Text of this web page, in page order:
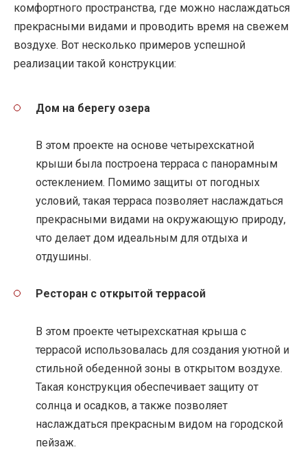
комфортного пространства, где можно наслаждаться
прекрасными видами и проводить время на свежем
воздухе. Вот несколько примеров успешной
реализации такой конструкции:
Дом на берегу озера
В этом проекте на основе четырехскатной
крыши была построена терраса с панорамным
остеклением. Помимо защиты от погодных
условий, такая терраса позволяет наслаждаться
прекрасными видами на окружающую природу,
что делает дом идеальным для отдыха и
отдушины.
Ресторан с открытой террасой
В этом проекте четырехскатная крыша с
террасой использовалась для создания уютной и
стильной обеденной зоны в открытом воздухе.
Такая конструкция обеспечивает защиту от
солнца и осадков, а также позволяет
наслаждаться прекрасным видом на городской
пейзаж.